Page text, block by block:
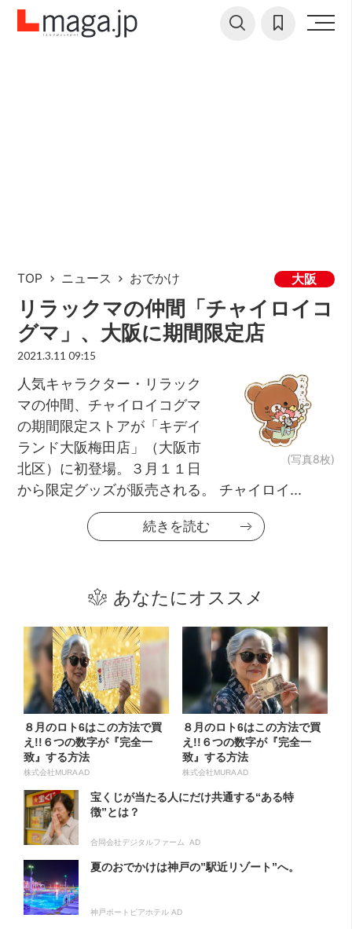
TOP ニュース おでかけ 大阪
リラックマの仲間「チャイロイコ
グマ」、大阪に期間限定店
2021.3.11 09:15
(写真8枚)
人気キャラクター・リラック
マの仲間、チャイロイコグマ
の期間限定ストアが「キデイ
ランド大阪梅田店」（大阪市
北区）に初登場。３月１１日
から限定グッズが販売される。 チャイロイ...
続きを読む
あなたにオススメ
８月のロト6はこの方法で買
え!!６つの数字が『完全一
致』する方法
株式会社MURA AD
８月のロト6はこの方法で買
え!!６つの数字が『完全一
致』する方法
株式会社MURA AD
宝くじが当たる人にだけ共通する“ある特
徴”とは？
合同会社デジタルファーム AD
夏のおでかけは神戸の”駅近リゾート”へ。
神戸ポートピアホテル AD